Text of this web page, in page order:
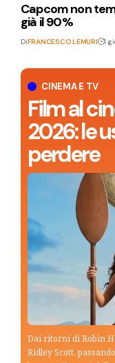
CINEMA E TV
Film al
2026: le
perdere
Dai ritorni di Robin
Ridley Scott,
Capcom non
già il 90%
DiFRANCESCO LEMURI 1